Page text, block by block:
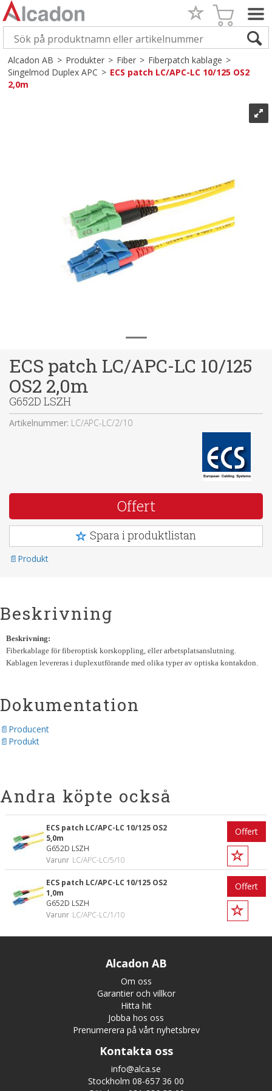
Alcadon AB>Produkter>Fiber>Fiberpatch kablage>
Singelmod Duplex APC>ECS patch LC/APC-LC 10/125 OS2
2,0m
ECS patch LC/APC-LC 10/125
OS2 2,0m
G652D LSZH
Artikelnummer: LC/APC-LC/2/10
Offert
Spara i produktlistan
Produkt
Beskrivning
Beskrivning:
Fiberkablage för fiberoptisk korskoppling, eller arbetsplatsanslutning.
Kablagen levereras i duplexutförande med olika typer av optiska kontakdon.
Dokumentation
Producent
Produkt
Andra köpte också
ECS patch LC/APC-LC 10/125 OS2
5,0m
G652D LSZH
Varunr LC/APC-LC/5/10
Offert
ECS patch LC/APC-LC 10/125 OS2
1,0m
G652D LSZH
Varunr LC/APC-LC/1/10
Offert
Alcadon AB
Om oss
Garantier och villkor
Hitta hit
Jobba hos oss
Prenumerera på vårt nyhetsbrev
Kontakta oss
info@alca.se
Stockholm 08-657 36 00